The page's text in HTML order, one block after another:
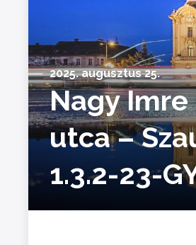
2025. augusztus 25.
Nagy
utca –
1.3.2-23-